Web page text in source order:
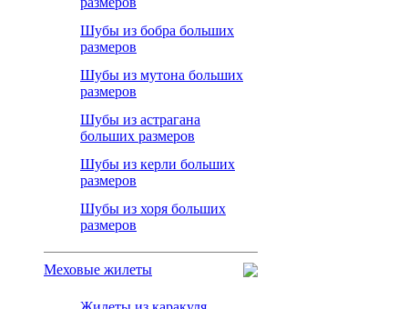
Шубы из бобра больших
размеров
Шубы из мутона больших
размеров
Шубы из астрагана
больших размеров
Шубы из керли больших
размеров
Шубы из хоря больших
размеров
Меховые жилеты